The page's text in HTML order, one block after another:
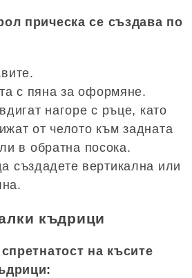
прическа се създава по
с пяна за оформяне.
нагоре с ръце, като
от челото към задната
в обратна посока.
създадете вертикална или
къдрици
на късите